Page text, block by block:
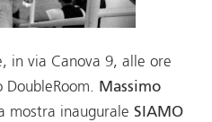
in via Canova 9, alle ore
DoubleRoom. Massimo
mostra inaugurale SIAMO